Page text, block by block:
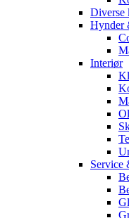
Diverse
Hynder
Interiør
Service